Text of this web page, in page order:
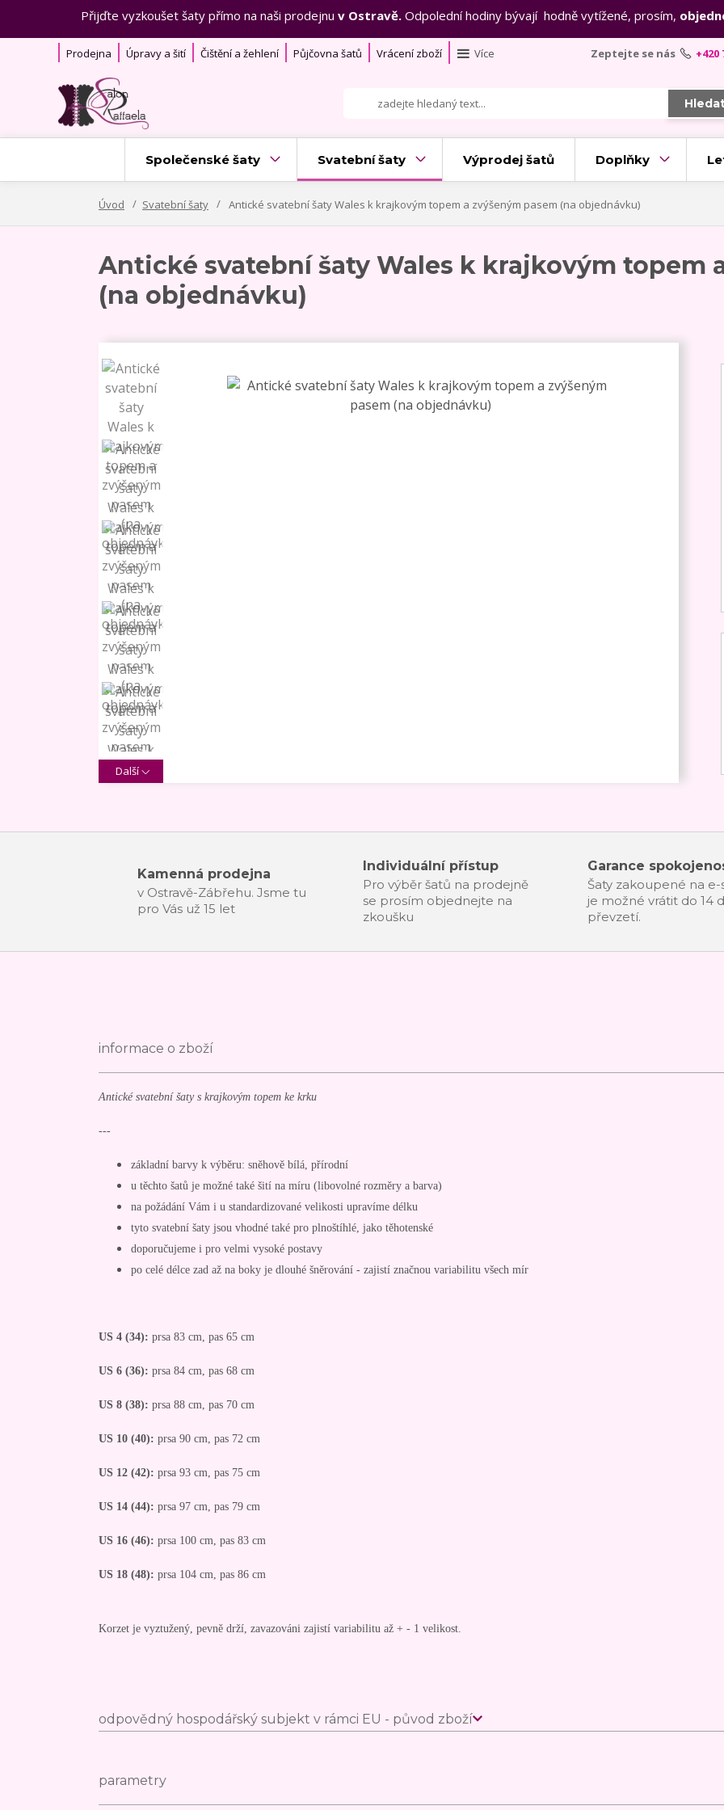
Přijďte vyzkoušet šaty přímo na naši prodejnu v Ostravě. Odpolední hodiny bývají hodně vytížené, prosím,
Prodejna Úpravy a šití Čištění a žehlení Půjčovna šatů Vrácení zboží Více Zeptejte se nás +420
Společenské šaty Svatební šaty Výprodej šatů Doplňky
Úvod Svatební šaty Antické svatební šaty Wales k krajkovým topem a zvýšeným pasem (na objednávku)
Antické svatební šaty Wales k krajkovým topem
(na objednávku)
Další
Kamenná prodejna
v Ostravě-Zábřehu. Jsme tu
pro Vás už 15 let
Individuální přístup
Pro výběr šatů na prodejně
se prosím objednejte na
zkoušku
Garance
Šaty zakoupené na
je možné vrátit do 14
převzetí.
informace o zboží
Antické svatební šaty s krajkovým topem ke krku
---
základní barvy k výběru: sněhově bílá, přírodní
u těchto šatů je možné také šití na míru (libovolné rozměry a barva)
na požádání Vám i u standardizované velikosti upravíme délku
tyto svatební šaty jsou vhodné také pro plnoštíhlé, jako těhotenské
doporučujeme i pro velmi vysoké postavy
po celé délce zad až na boky je dlouhé šněrování - zajistí značnou variabilitu všech mír
US 4 (34): prsa 83 cm, pas 65 cm
US 6 (36): prsa 84 cm, pas 68 cm
US 8 (38): prsa 88 cm, pas 70 cm
US 10 (40): prsa 90 cm, pas 72 cm
US 12 (42): prsa 93 cm, pas 75 cm
US 14 (44): prsa 97 cm, pas 79 cm
US 16 (46): prsa 100 cm, pas 83 cm
US 18 (48): prsa 104 cm, pas 86 cm
Korzet je vyztužený, pevně drží, zavazováni zajistí variabilitu až + - 1 velikost.
odpovědný hospodářský subjekt v rámci EU - původ zboží
parametry